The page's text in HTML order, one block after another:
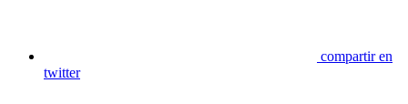
compartir en
twitter